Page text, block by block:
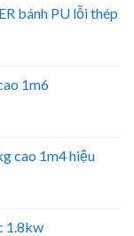
bánh PU lỗi thép
1m6
cao 1m4 hiệu
1.8kw